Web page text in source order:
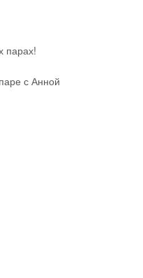
парах!
с Анной